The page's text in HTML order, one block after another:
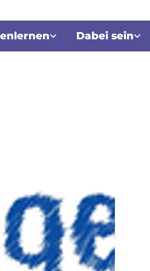
Dabei sein